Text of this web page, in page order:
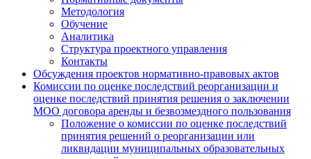
Методология
Обучение
Аналитика
Структура проектного управления
Контакты
Обсуждения проектов нормативно-правовых актов
Комиссии по оценке последствий реорганизации и
оценке последствий принятия решения о заключении
МОО договора аренды и безвозмездного пользования
Положение о комиссии по оценке последствий
принятия решений о реорганизации или
ликвидации муниципальных образовательных